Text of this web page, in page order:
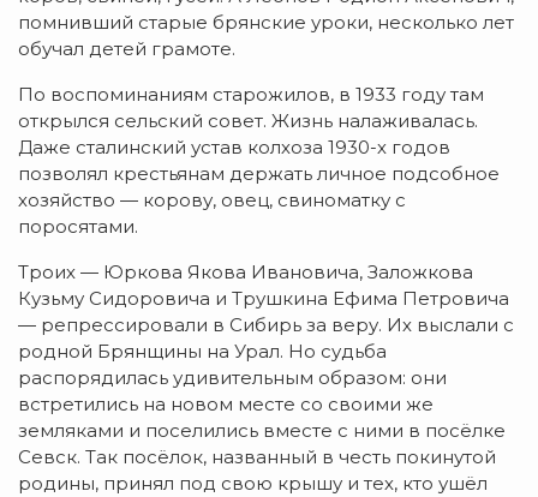
помнивший старые брянские уроки, несколько лет
обучал детей грамоте.
По воспоминаниям старожилов, в 1933 году там
открылся сельский совет. Жизнь налаживалась.
Даже сталинский устав колхоза 1930-х годов
позволял крестьянам держать личное подсобное
хозяйство — корову, овец, свиноматку с
поросятами.
Троих — Юркова Якова Ивановича, Заложкова
Кузьму Сидоровича и Трушкина Ефима Петровича
— репрессировали в Сибирь за веру. Их выслали с
родной Брянщины на Урал. Но судьба
распорядилась удивительным образом: они
встретились на новом месте со своими же
земляками и поселились вместе с ними в посёлке
Севск. Так посёлок, названный в честь покинутой
родины, принял под свою крышу и тех, кто ушёл